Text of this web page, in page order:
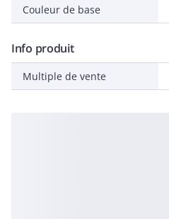
Couleur de base
Info produit
Multiple de vente